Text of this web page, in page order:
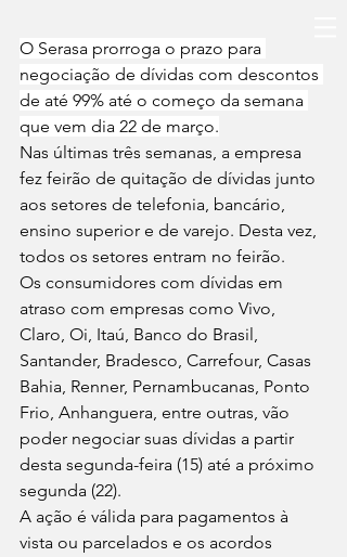
O Serasa prorroga o prazo para
negociação de dívidas com descontos
de até 99% até o começo da semana
que vem dia 22 de março.
Nas últimas três semanas, a empresa
fez feirão de quitação de dívidas junto
aos setores de telefonia, bancário,
ensino superior e de varejo. Desta vez,
todos os setores entram no feirão.
Os consumidores com dívidas em
atraso com empresas como Vivo,
Claro, Oi, Itaú, Banco do Brasil,
Santander, Bradesco, Carrefour, Casas
Bahia, Renner, Pernambucanas, Ponto
Frio, Anhanguera, entre outras, vão
poder negociar suas dívidas a partir
desta segunda-feira (15) até a próximo
segunda (22).
A ação é válida para pagamentos à
vista ou parcelados e os acordos